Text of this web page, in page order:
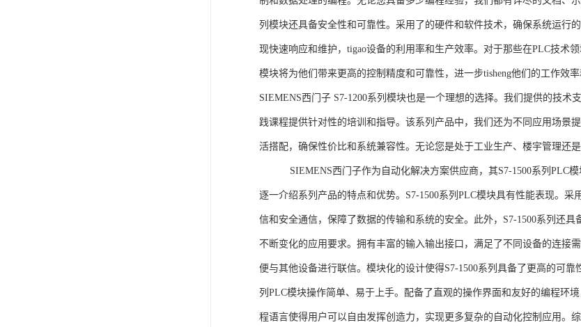
列模块还具备安全性和可靠性。采用了的硬件和软件技术，确保系统运行
现快速响应和维护，tigao设备的利用率和生产效率。对于那些在PLC技术
模块将为他们带来更高的控制精度和可靠性，进一步tisheng他们的工作效
SIEMENS西门子 S7-1200系列模块也是一个理想的选择。我们提供的技
践课程提供针对性的培训和指导。该系列产品中，我们还为不同应用场景
活搭配，确保性价比和系统兼容性。无论您是处于工业生产、楼宇管理还
SIEMENS西门子作为自动化解决方案供应商，其S7-1500系列PLC模
逐一介绍系列产品的特点和优势。S7-1500系列PLC模块具有性能表现。
信和安全通信，保障了数据的传输和系统的安全。此外，S7-1500系列还
不断变化的应用要求。拥有丰富的输入输出接口，满足了不同设备的连接
便与其他设备进行联信。模块化的设计使得S7-1500系列具备了更高的可
列PLC模块操作简单、易于上手。配备了直观的操作界面和友好的编程环
程语言使得用户可以自由发挥创造力，实现更多复杂的自动化控制应用。